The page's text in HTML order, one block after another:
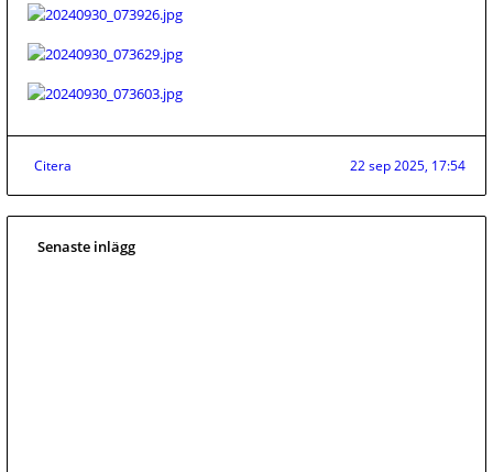
Citera 22 sep 2025, 17:54
Senaste inlägg